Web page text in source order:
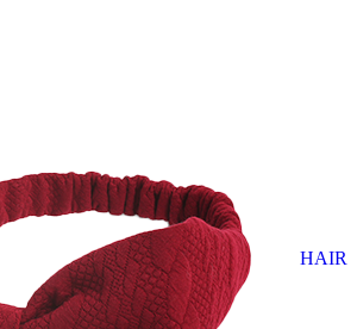
HAIR